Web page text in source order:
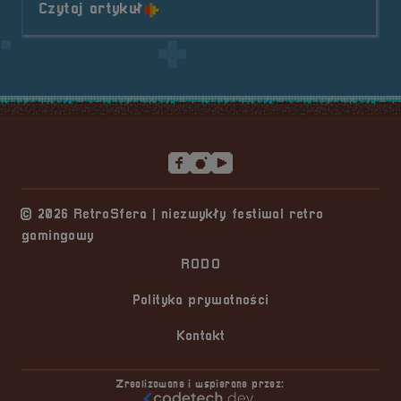
Czytaj artykuło tytule Sponsor &#8211; Glass
© 2026 RetroSfera | niezwykły festiwal retro
gamingowy
RODO
Polityka prywatności
Kontakt
Zrealizowane i wspierane przez: